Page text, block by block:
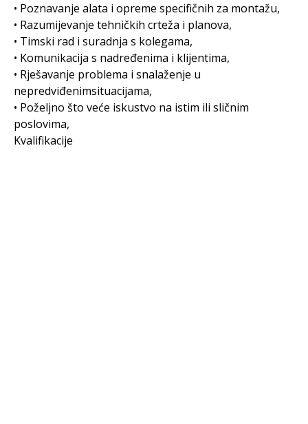
• Poznavanje alata i opreme specifičnih za montažu,
• Razumijevanje tehničkih crteža i planova,
• Timski rad i suradnja s kolegama,
• Komunikacija s nadređenima i klijentima,
• Rješavanje problema i snalaženje u
nepredviđenimsituacijama,
• Poželjno što veće iskustvo na istim ili sličnim
poslovima,
Kvalifikacije